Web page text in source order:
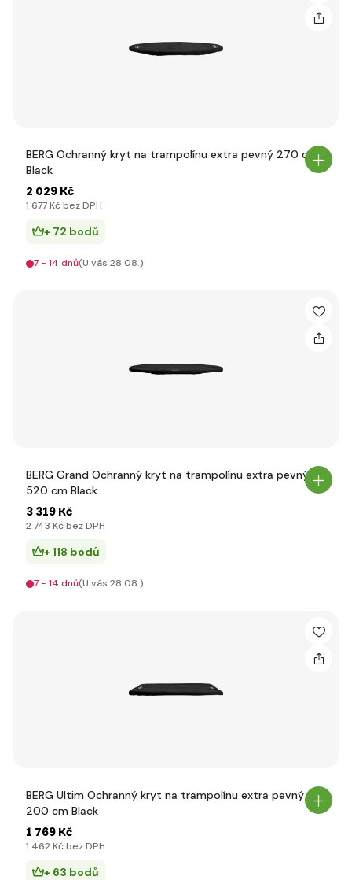
BERG Ochranný kryt na trampolínu extra pevný 270 cm
Black
2 029 Kč
1 677 Kč bez DPH
+ 72 bodů
7 - 14 dnů(U vás 28.08.)
BERG Grand Ochranný kryt na trampolínu extra pevný
520 cm Black
3 319 Kč
2 743 Kč bez DPH
+ 118 bodů
7 - 14 dnů(U vás 28.08.)
BERG Ultim Ochranný kryt na trampolínu extra pevný
200 cm Black
1 769 Kč
1 462 Kč bez DPH
+ 63 bodů